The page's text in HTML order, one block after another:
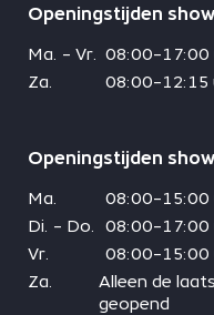
Openingstijden
Ma. - Vr.
08:00-17:00
Za.
08:00-12:15
Openingstijden
Ma.
08:00-15:00
Di. - Do.
08:00-17:00
Vr.
08:00-15:00
Za.
Alleen de
geopend